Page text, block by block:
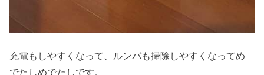
充電もしやすくなって、ルンバも掃除しやすくなってめ
でたしめでたしです。